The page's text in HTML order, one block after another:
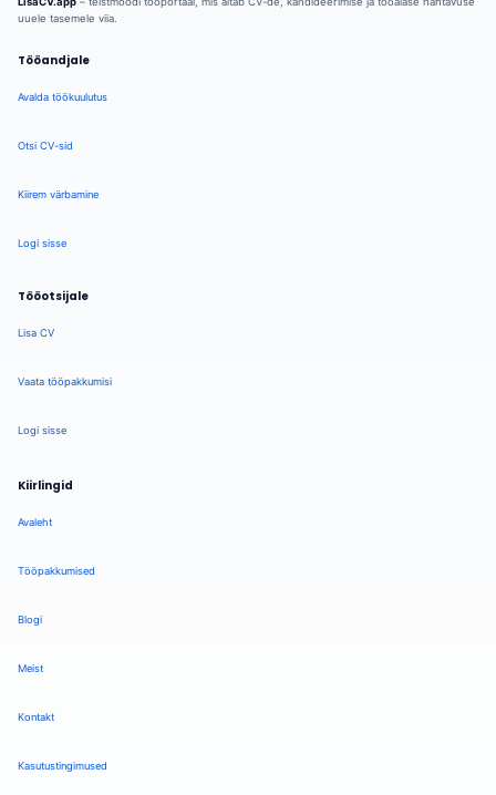
uuele tasemele viia.
Tööandjale
Avalda töökuulutus
Otsi CV-sid
Kiirem värbamine
Logi sisse
Tööotsijale
Lisa CV
Vaata tööpakkumisi
Logi sisse
Kiirlingid
Avaleht
Tööpakkumised
Blogi
Meist
Kontakt
Kasutustingimused